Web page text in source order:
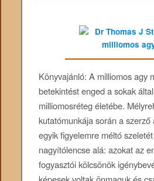
Könyvajánló: A milliomos agy
betekintést enged a sokak
milliomosréteg életébe.
kutatómunkája során a szerző
egyik figyelemre méltó
nagyítólencse alá: azokat az
fogyasztói kölcsönök